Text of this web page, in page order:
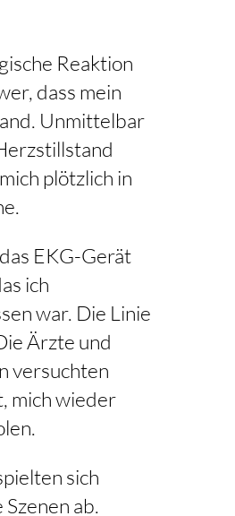
Reaktion
dass mein
Unmittelbar
plötzlich in
EKG-Gerät
ich
war. Die Linie
Ärzte und
versuchten
mich wieder
sich
ab.